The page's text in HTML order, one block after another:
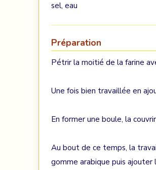
sel, eau
Préparation
Pétrir la moitié de la farine
Une fois bien travaillée en
En former une boule, la
Au bout de ce temps, la
gomme arabique puis ajouter